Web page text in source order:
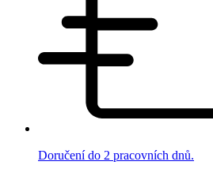
Doručení do 2 pracovních dnů.